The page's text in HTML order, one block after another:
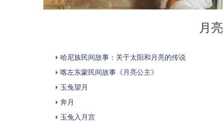
月
哈尼族民间故事：关于太阳和月亮的传说
喀左东蒙民间故事《月亮公主》
玉兔望月
奔月
玉兔入月宫